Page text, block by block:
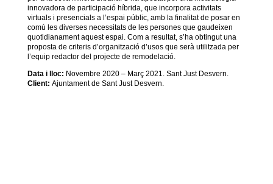
innovadora de participació híbrida, que incorpora activitats
virtuals i presencials a l’espai públic, amb la finalitat de posar en
comú les diverses necessitats de les persones que gaudeixen
quotidianament aquest espai. Com a resultat, s’ha obtingut una
proposta de criteris d’organització d’usos que serà utilitzada per
l’equip redactor del projecte de remodelació.
Data i lloc: Novembre 2020 – Març 2021. Sant Just Desvern.
Client: Ajuntament de Sant Just Desvern.